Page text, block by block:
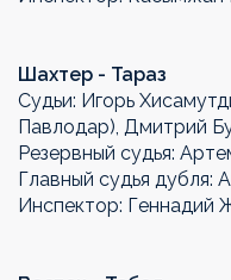
Шахтер - Тараз
Судьи: Игорь
Павлодар), Дмитрий
Резервный судья:
Главный судья дубля:
Инспектор: Геннадий